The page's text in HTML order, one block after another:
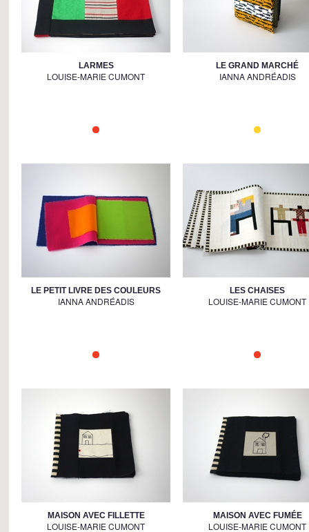
LARMES
LOUISE-MARIE CUMONT
LE GRAND MARCHÉ
IANNA ANDRÉADIS
LE PETIT LIVRE DES COULEURS
IANNA ANDRÉADIS
LES CHAISES
LOUISE-MARIE CUMONT
MAISON AVEC FILLETTE
LOUISE-MARIE CUMONT
MAISON AVEC FUMÉE
LOUISE-MARIE CUMONT